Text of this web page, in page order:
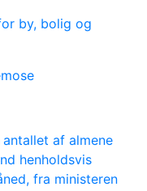
by, bolig og
af almene
henholdsvis
fra ministeren